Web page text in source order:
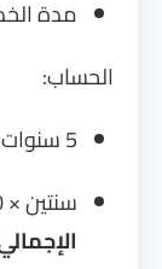
مدة الخدمة:
الحساب:
5 سنوات × 4,000 = 20,000
سنتين × 8,000 = 16,000
الإجمالي =